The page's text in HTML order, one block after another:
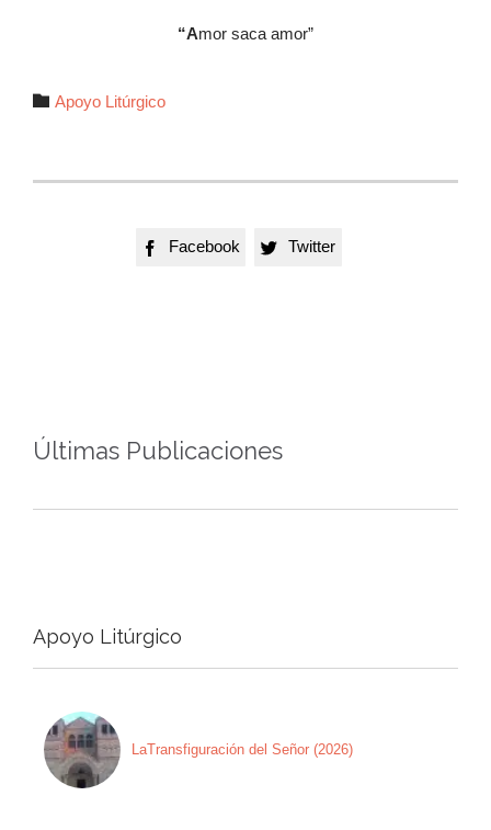
“Amor saca amor”
 Autor
Apoyo Litúrgico
 Facebook  Twitter
Últimas Publicaciones
Apoyo Litúrgico
LaTransfiguración del Señor (2026)